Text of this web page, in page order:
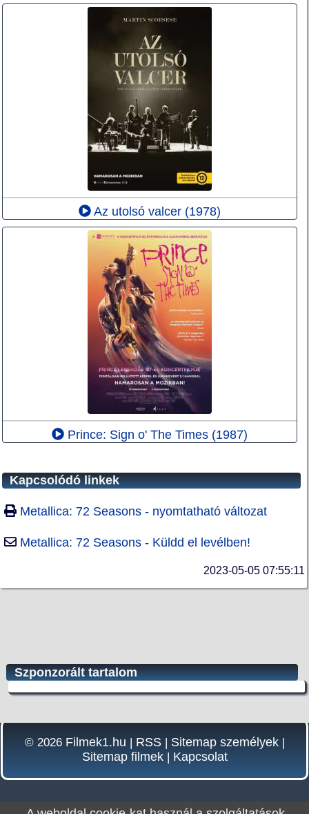
Az utolsó valcer (1978)
Prince: Sign o' The Times (1987)
Kapcsolódó linkek
Metallica: 72 Seasons - nyomtatható változat
Metallica: 72 Seasons - Küldd el levélben!
2023-05-05 07:55:11
Szponzorált tartalom
© 2026 Filmek1.hu | RSS| Sitemap személyek|
Sitemap filmek| Kapcsolat